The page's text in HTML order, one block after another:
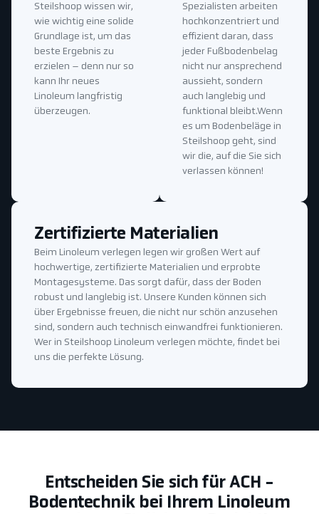
Spezialisten arbeiten
hochkonzentriert und
effizient daran, dass
jeder Fußbodenbelag
nicht nur ansprechend
aussieht, sondern
auch langlebig und
funktional bleibt.Wenn
es um Bodenbeläge in
Steilshoop geht, sind
wir die, auf die Sie sich
verlassen können!
Steilshoop wissen wir,
wie wichtig eine solide
Grundlage ist, um das
beste Ergebnis zu
erzielen – denn nur so
kann Ihr neues
Linoleum langfristig
überzeugen.
Zertifizierte Materialien
Beim Linoleum verlegen legen wir großen Wert auf
hochwertige, zertifizierte Materialien und erprobte
Montagesysteme. Das sorgt dafür, dass der Boden
robust und langlebig ist. Unsere Kunden können sich
über Ergebnisse freuen, die nicht nur schön anzusehen
sind, sondern auch technisch einwandfrei funktionieren.
Wer in Steilshoop Linoleum verlegen möchte, findet bei
uns die perfekte Lösung.
Entscheiden Sie sich für ACH -
Bodentechnik bei Ihrem Linoleum